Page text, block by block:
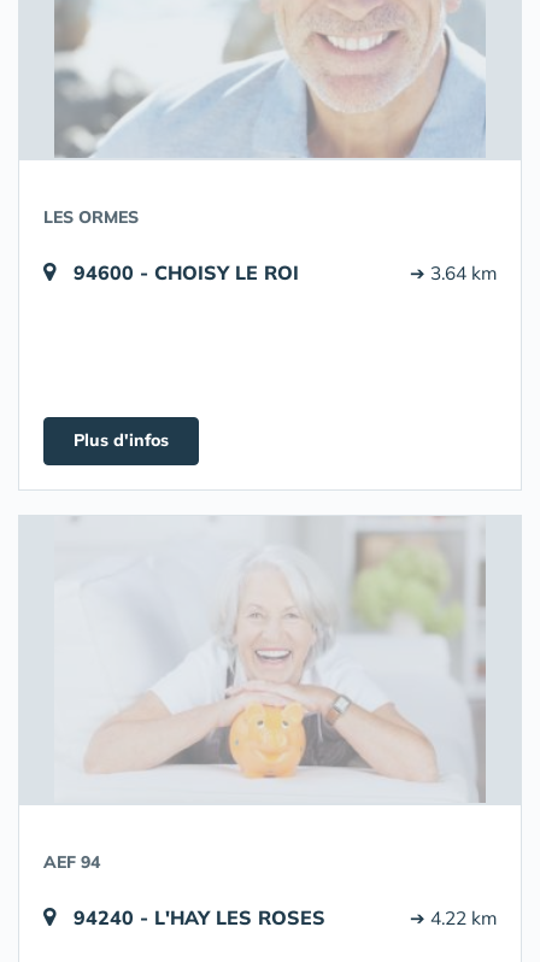
LES ORMES
94600 - CHOISY LE ROI ➔ 3.64 km
Plus d'infos
AEF 94
94240 - L'HAY LES ROSES ➔ 4.22 km